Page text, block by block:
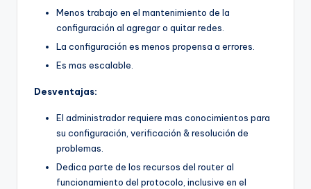
Menos trabajo en el mantenimiento de la
configuración al agregar o quitar redes.
La configuración es menos propensa a errores.
Es mas escalable.
Desventajas:
El administrador requiere mas conocimientos para
su configuración, verificación & resolución de
problemas.
Dedica parte de los recursos del router al
funcionamiento del protocolo, inclusive en el